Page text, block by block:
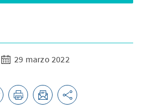
29 marzo 2022